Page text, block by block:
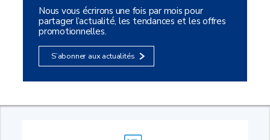
Nous vous écrirons une fois par mois pour
partager l’actualité, les tendances et les offres
promotionnelles.
S’abonner aux actualités